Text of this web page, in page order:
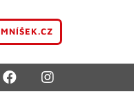
MNÍŠEK.CZ